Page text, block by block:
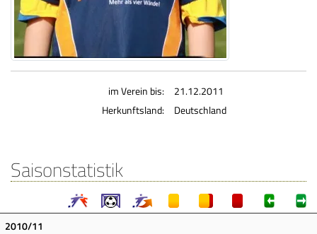
im Verein bis:
21.12.2011
Herkunftsland:
Deutschland
Saisonstatistik
2010/11